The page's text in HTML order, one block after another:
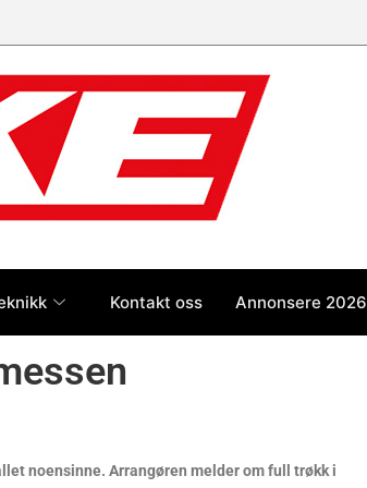
Kontakt oss Annonsere 2026
noensinne. Arrangøren melder om full trøkk i